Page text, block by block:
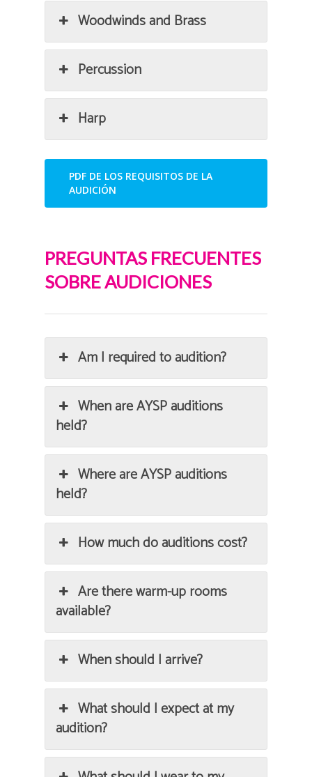
Woodwinds and Brass
Percussion
Harp
PDF DE LOS REQUISITOS DE LA
AUDICIÓN
PREGUNTAS FRECUENTES
SOBRE AUDICIONES
Am I required to audition?
When are AYSP auditions
held?
Where are AYSP auditions
held?
How much do auditions cost?
Are there warm-up rooms
available?
When should I arrive?
What should I expect at my
audition?